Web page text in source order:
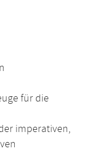
für die
imperativen,